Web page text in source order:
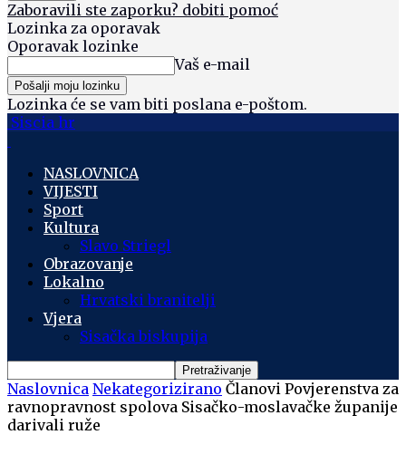
Zaboravili ste zaporku? dobiti pomoć
Lozinka za oporavak
Oporavak lozinke
Vaš e-mail
Lozinka će se vam biti poslana e-poštom.
Siscia hr
NASLOVNICA
VIJESTI
Sport
Kultura
Slavo Striegl
Obrazovanje
Lokalno
Hrvatski branitelji
Vjera
Sisačka biskupija
Naslovnica Nekategorizirano Članovi Povjerenstva za
ravnopravnost spolova Sisačko-moslavačke županije
darivali ruže